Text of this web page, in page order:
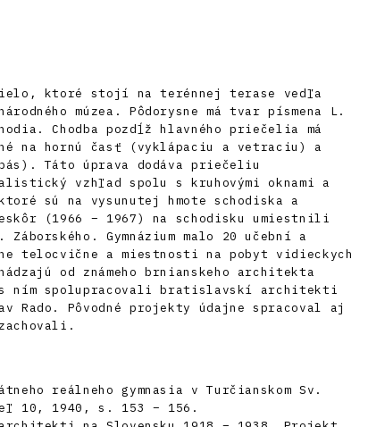
ktoré stojí na terénnej terase vedľa
múzea. Pôdorysne má tvar písmena L.
Chodba pozdĺž hlavného priečelia má
na hornú časť (vyklápaciu a vetraciu) a
Táto úprava dodáva priečeliu
vzhľad spolu s kruhovými oknami a
sú na vysunutej hmote schodiska a
(1966 – 1967) na schodisku umiestnili
Gymnázium malo 20 učební a
telocvične a miestnosti na pobyt vidieckych
od známeho brnianskeho architekta
s ním spolupracovali bratislavskí architekti
Rado. Pôvodné projekty údajne spracoval aj
reálneho gymnasia v Turčianskom Sv.
10, 1940, s. 153 – 156.